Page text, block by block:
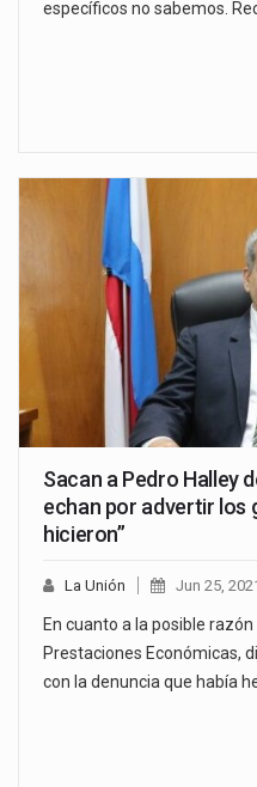
específicos no sabemos.
Sacan a Pedro Halley
echan por advertir los
hicieron”
La Unión Jun 25,
En cuanto a la posible
Prestaciones Económicas,
con la denuncia que había